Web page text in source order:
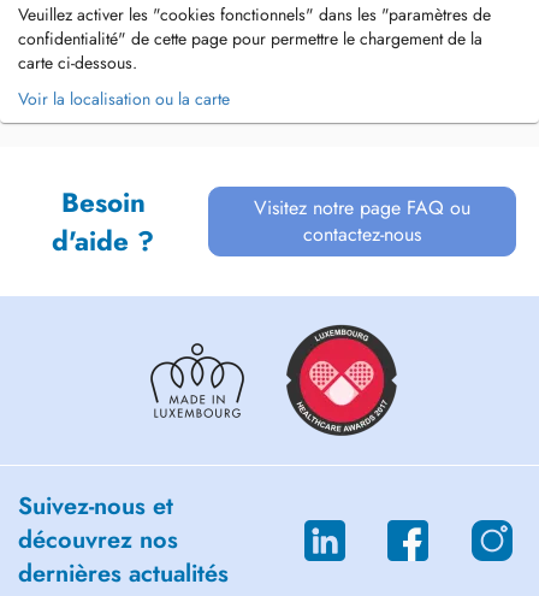
Veuillez activer les "cookies fonctionnels" dans les "paramètres de
confidentialité" de cette page pour permettre le chargement de la
carte ci-dessous.
Voir la localisation ou la carte
Besoin
d'aide ?
Visitez notre page FAQ ou
contactez-nous
Suivez-nous et
découvrez nos
dernières actualités